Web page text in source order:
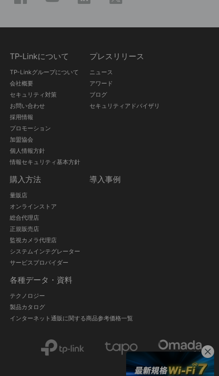
TP-Linkについて
TP-Linkグループについて
会社概要
セキュリティ対策
お問い合わせ
採用情報
プロモーション
加盟協会
個人情報方針
情報セキュリティ基本方針
プレスリリース
ニュース
アワード
ブログ
セキュリティアドバイザリ
購入方法
量販店
オンラインストア
総合代理店
正規販売店
監視カメラ代理店
システムインテグレーター
サービスプロバイダー
導入事例
各種データ・資料
テクノロジー
製品カタログ
インターネット通販に関する商品参考価格一覧